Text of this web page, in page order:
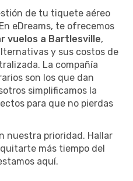
de tu tiquete aéreo
eDreams, te ofrecemos
vuelos a Bartlesville,
y sus costos de
La compañía
son los que dan
simplificamos la
para que no pierdas
nuestra prioridad. Hallar
más tiempo del
aquí.